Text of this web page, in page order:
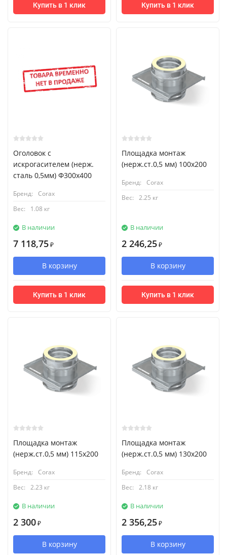
Купить в 1 клик Купить в 1 клик
Оголовок с
искрогасителем (нерж.
сталь 0,5мм) Ф300х400
Бренд:
Corax
Вес:
1.08 кг
В наличии
7 118,75 ₽
В корзину
Купить в 1 клик
Площадка монтаж
(нерж.ст.0,5 мм) 100х200
Бренд:
Corax
Вес:
2.25 кг
В наличии
2 246,25 ₽
В корзину
Купить в 1 клик
Площадка монтаж
(нерж.ст.0,5 мм) 115х200
Бренд:
Corax
Вес:
2.23 кг
В наличии
2 300 ₽
В корзину
Площадка монтаж
(нерж.ст.0,5 мм) 130х200
Бренд:
Corax
Вес:
2.18 кг
В наличии
2 356,25 ₽
В корзину